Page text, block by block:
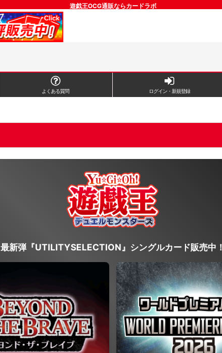
遊戯王OCG通販ならカードラボ
よくある質問 ログイン・新規登録
最新弾『UTILITYSELECTION』シングルカード販売中！